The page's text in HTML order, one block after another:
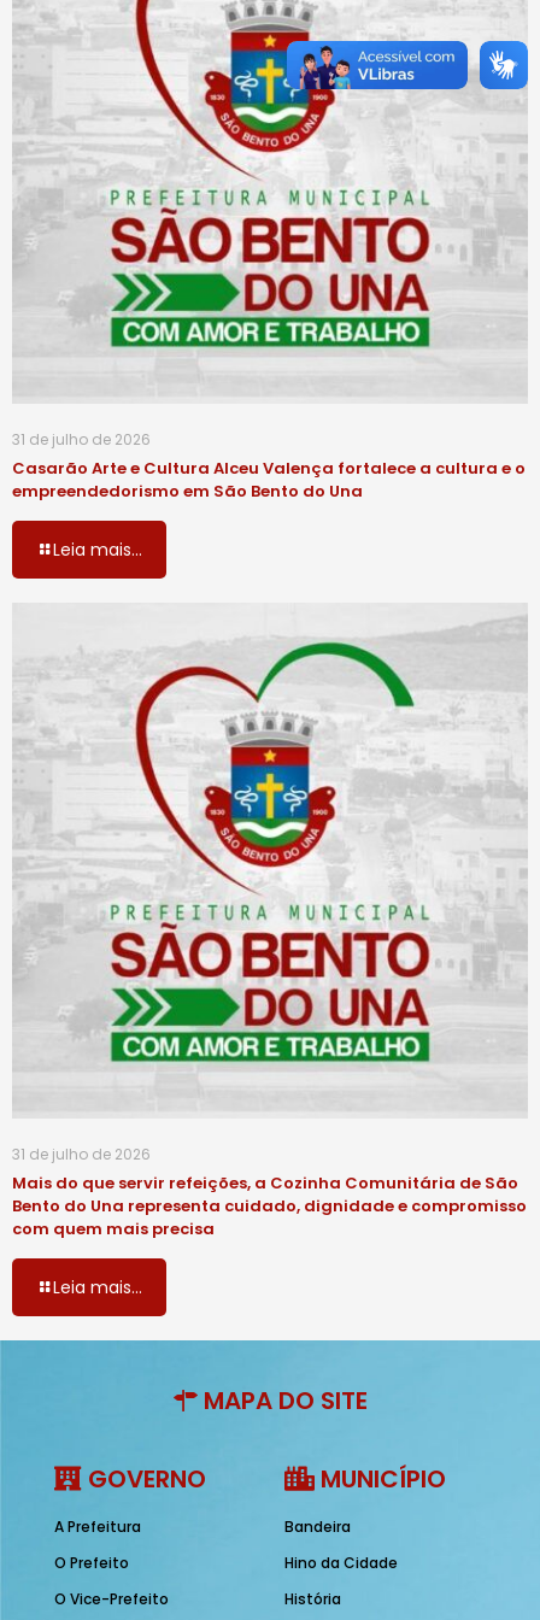
31 de julho de 2026
Casarão Arte e Cultura Alceu Valença fortalece a cultura e o
empreendedorismo em São Bento do Una
Leia mais...
31 de julho de 2026
Mais do que servir refeições, a Cozinha Comunitária de São
Bento do Una representa cuidado, dignidade e compromisso
com quem mais precisa
Leia mais...
MAPA DO SITE
GOVERNO
A Prefeitura
O Prefeito
O Vice-Prefeito
MUNICÍPIO
Bandeira
Hino da Cidade
História